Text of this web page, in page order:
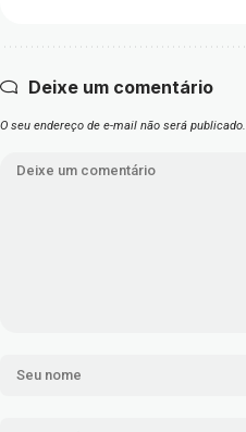
Deixe um comentário
O seu endereço de e-mail não será publicado.